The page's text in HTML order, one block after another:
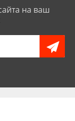
на ваш